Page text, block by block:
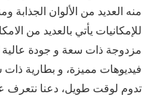
منه العديد من الألوان الجذابة
للإمكانيات يأتي بالعديد من
مزدوجة ذات سعة و جودة
تدوم لوقت طويل، دعنا